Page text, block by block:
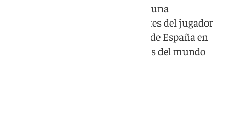
Su marca patrocinadora desplegó una
embarcación con dos lonas gigantes del jugador
del Barça vestido con la camiseta de España en
uno de los escenarios más icónicos del mundo